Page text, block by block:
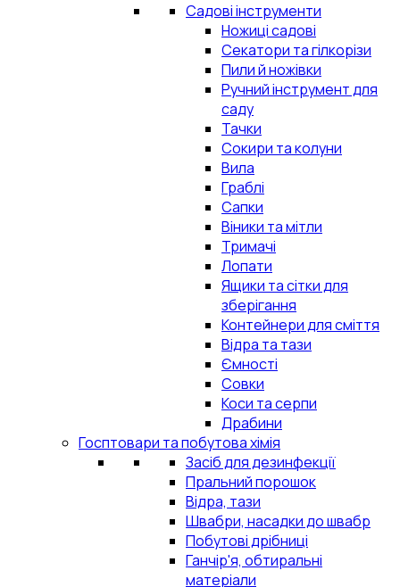
Садові інструменти
Ножиці садові
Секатори та гілкорізи
Пили й ножівки
Ручний інструмент для
саду
Тачки
Сокири та колуни
Вила
Граблі
Сапки
Віники та мітли
Тримачі
Лопати
Ящики та сітки для
зберігання
Контейнери для сміття
Відра та тази
Ємності
Совки
Коси та серпи
Драбини
Госптовари та побутова хімія
Засіб для дезинфекції
Пральний порошок
Відра, тази
Швабри, насадки до швабр
Побутові дрібниці
Ганчір'я, обтиральні
матеріали